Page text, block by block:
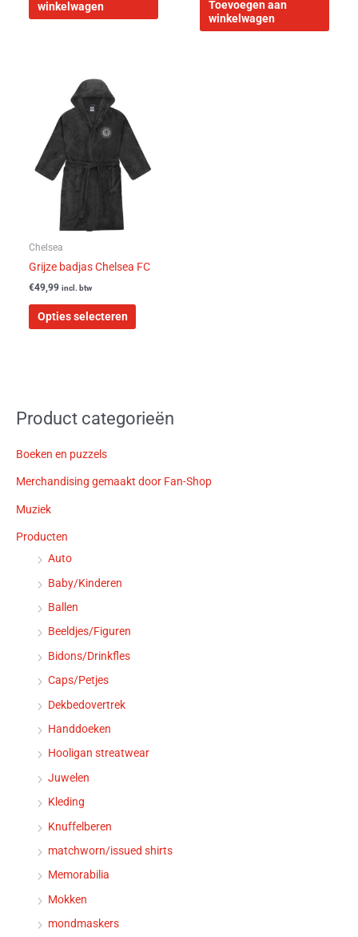
winkelwagen
Toevoegen aan
winkelwagen
Chelsea
Grijze badjas Chelsea FC
€49,99 incl. btw
Opties selecteren
meerdere
variaties.
Deze
op
Product categorieën
Boeken en puzzels
Merchandising gemaakt door Fan-Shop
Muziek
Producten
Auto
Baby/Kinderen
Ballen
Beeldjes/Figuren
Bidons/Drinkfles
Caps/Petjes
Dekbedovertrek
Handdoeken
Hooligan streatwear
Juwelen
Kleding
Knuffelberen
matchworn/issued shirts
Memorabilia
Mokken
mondmaskers